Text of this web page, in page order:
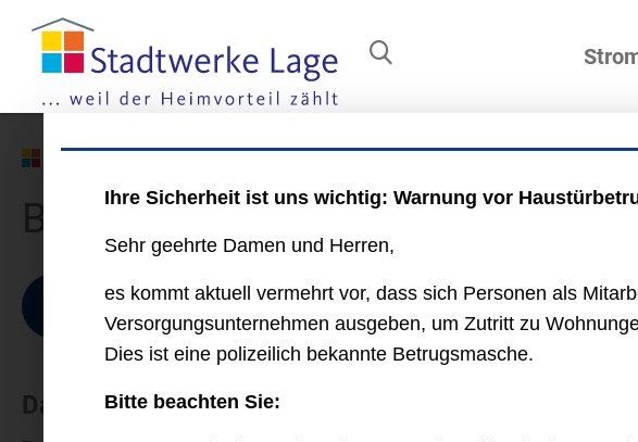
Bestellformular Tarif
Daten Lieferung Zahlung
Daten
Ihre Sicherheit ist uns wichtig: Warnung vor
Sehr geehrte Damen und Herren,
es kommt aktuell vermehrt vor, dass sich Personen als
Versorgungsunternehmen ausgeben, um Zutritt zu
Dies ist eine polizeilich bekannte Betrugsmasche.
Bitte beachten Sie: